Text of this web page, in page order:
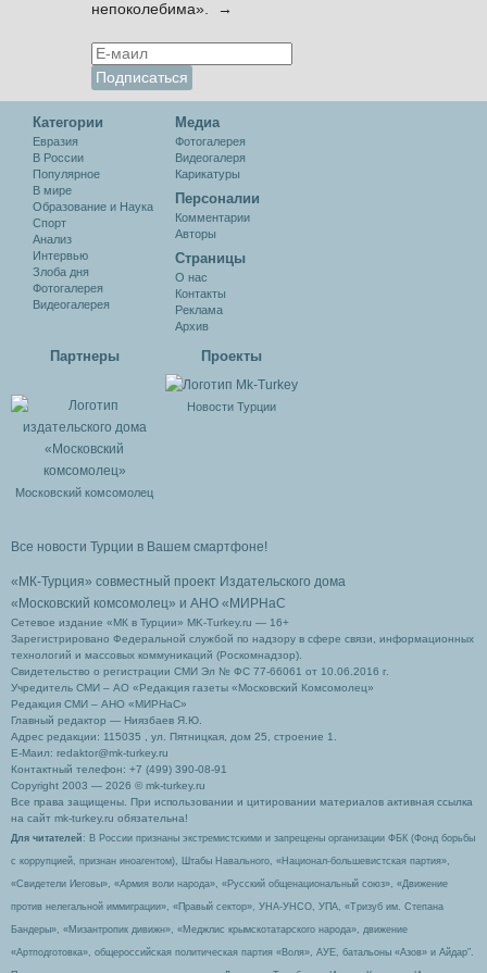
непоколебима». →
Категории
Евразия
В России
Популярное
В мире
Образование и Наука
Спорт
Анализ
Интервью
Злоба дня
Фотогалерея
Видеогалерея
Медиа
Фотогалерея
Видеогалеря
Карикатуры
Персоналии
Комментарии
Авторы
Cтраницы
О нас
Контакты
Реклама
Архив
Партнеры
Московский комсомолец
Проекты
Новости Турции
Все новости Турции в Вашем смартфоне!
«МК-Турция» совместный проект Издательского дома
«Московский комсомолец» и АНО «МИРНаС
Сетевое издание «МК в Турции» MK-Turkey.ru — 16+
Зарегистрировано Федеральной службой по надзору в сфере связи, информационных
технологий и массовых коммуникаций (Роскомнадзор).
Свидетельство о регистрации СМИ Эл № ФС 77-66061 от 10.06.2016 г.
Учредитель СМИ – АО «Редакция газеты «Московский Комсомолец»
Редакция СМИ – АНО «МИРНаС»
Главный редактор — Ниязбаев Я.Ю.
Адрес редакции: 115035 , ул. Пятницкая, дом 25, строение 1.
Е-Маил: redaktor@mk-turkey.ru
Контактный телефон: +7 (499) 390-08-91
Copyright 2003 — 2026 © mk-turkey.ru
Все права защищены. При использовании и цитировании материалов активная ссылка
на сайт mk-turkey.ru обязательна!
Для читателей : В России признаны экстремистскими и запрещены организации ФБК (Фонд борьбы
с коррупцией, признан иноагентом), Штабы Навального, «Национал-большевистская партия»,
«Свидетели Иеговы», «Армия воли народа», «Русский общенациональный союз», «Движение
против нелегальной иммиграции», «Правый сектор», УНА-УНСО, УПА, «Тризуб им. Степана
Бандеры», «Мизантропик дивижн», «Меджлис крымскотатарского народа», движение
«Артподготовка», общероссийская политическая партия «Воля», АУЕ, батальоны «Азов» и Айдар″.